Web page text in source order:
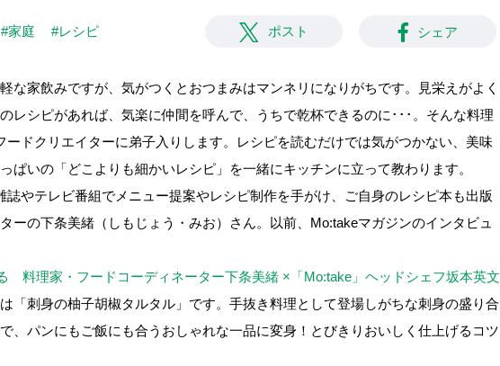
#家庭 #レシピ ポスト シェア
な家飲みですが、気がつくとおつまみはマンネリになりがちです。見栄えがよく
レシピがあれば、気楽に仲間を呼んで、うちで乾杯できるのに･･･。そんな料理
ドクリエイターに弟子入りします。レシピを読むだけでは気がつかない、美味
ぱいの「どこよりも細かいレシピ」を一緒にキッチンに立って教わります。
やテレビ番組でメニュー提案やレシピ制作を手がけ、ご自身のレシピ本も出版
ーの下条美緒（しもじょう・みお）さん。以前、Mo:takeマガジンのインタビュ
料理家・フードコーディネーター下条美緒 ×「Mo:take」ヘッドシェフ坂本英文
「刺身の柚子胡椒タルタル」です。手抜き料理として登場しがちな刺身の盛り合
、パンにもご飯にも合うおしゃれな一品に変身！とびきりおいしく仕上げるコツ